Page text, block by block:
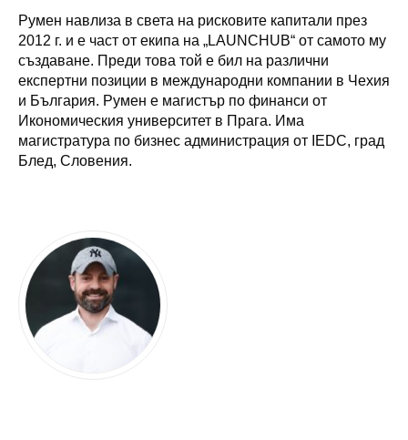
Румен навлиза в света на рисковите капитали през
2012 г. и е част от екипа на „LAUNCHUB“ от самото му
създаване. Преди това той е бил на различни
експертни позиции в международни компании в Чехия
и България. Румен е магистър по финанси от
Икономическия университет в Прага. Има
магистратура по бизнес администрация от IEDC, град
Блед, Словения.